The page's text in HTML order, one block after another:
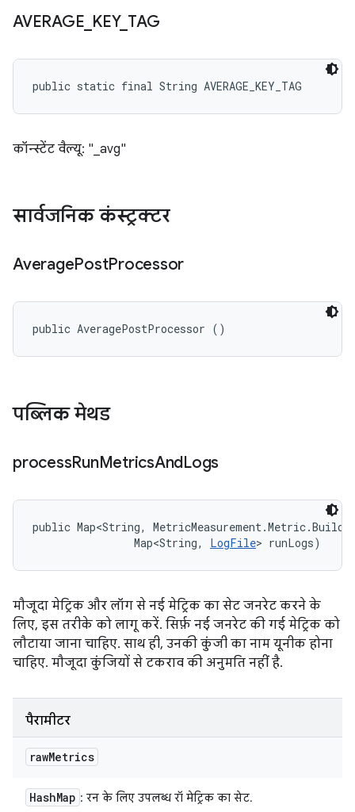
AVERAGE KEY_ TAG
public static final String AVERAGE_KEY_TAG
कॉन्स्टेंट वैल्यू: "_avg"
सार्वजनिक कंस्ट्रक्टर
AveragePostProcessor
public AveragePostProcessor ()
पब्लिक मेथड
processRunMetricsAndLogs
public Map<String,
                Map<String,
LogFile> runLogs)
मौजूदा मेट्रिक और लॉग से नई मेट्रिक का सेट जनरेट करने के
लिए, इस तरीके को लागू करें. सिर्फ़ नई जनरेट की गई मेट्रिक को
लौटाया जाना चाहिए. साथ ही, उनकी कुंजी का नाम यूनीक होना
चाहिए. मौजूदा कुंजियों से टकराव की अनुमति नहीं है.
पैरामीटर
rawMetrics
HashMap : रन के लिए उपलब्ध रॉ मेट्रिक का सेट.